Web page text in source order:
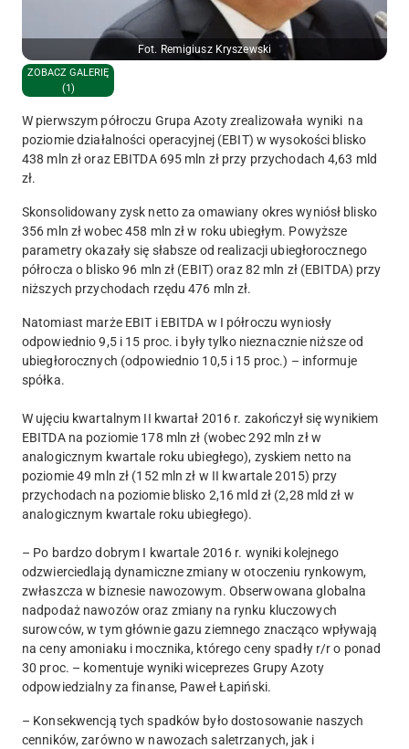
Fot. Remigiusz Kryszewski
ZOBACZ GALERIĘ
(1)
W pierwszym półroczu Grupa Azoty zrealizowała wyniki na
poziomie działalności operacyjnej (EBIT) w wysokości blisko
438 mln zł oraz EBITDA 695 mln zł przy przychodach 4,63 mld
zł.
Skonsolidowany zysk netto za omawiany okres wyniósł blisko
356 mln zł wobec 458 mln zł w roku ubiegłym. Powyższe
parametry okazały się słabsze od realizacji ubiegłorocznego
półrocza o blisko 96 mln zł (EBIT) oraz 82 mln zł (EBITDA) przy
niższych przychodach rzędu 476 mln zł.
Natomiast marże EBIT i EBITDA w I półroczu wyniosły
odpowiednio 9,5 i 15 proc. i były tylko nieznacznie niższe od
ubiegłorocznych (odpowiednio 10,5 i 15 proc.) – informuje
spółka.
W ujęciu kwartalnym II kwartał 2016 r. zakończył się wynikiem
EBITDA na poziomie 178 mln zł (wobec 292 mln zł w
analogicznym kwartale roku ubiegłego), zyskiem netto na
poziomie 49 mln zł (152 mln zł w II kwartale 2015) przy
przychodach na poziomie blisko 2,16 mld zł (2,28 mld zł w
analogicznym kwartale roku ubiegłego).
– Po bardzo dobrym I kwartale 2016 r. wyniki kolejnego
odzwierciedlają dynamiczne zmiany w otoczeniu rynkowym,
zwłaszcza w biznesie nawozowym. Obserwowana globalna
nadpodaż nawozów oraz zmiany na rynku kluczowych
surowców, w tym głównie gazu ziemnego znacząco wpływają
na ceny amoniaku i mocznika, którego ceny spadły r/r o ponad
30 proc. – komentuje wyniki wiceprezes Grupy Azoty
odpowiedzialny za finanse, Paweł Łapiński.
– Konsekwencją tych spadków było dostosowanie naszych
cenników, zarówno w nawozach saletrzanych, jak i